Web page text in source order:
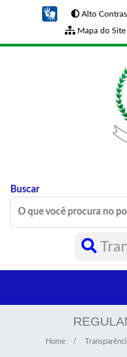
Alto
Mapa do Site
Buscar
Home